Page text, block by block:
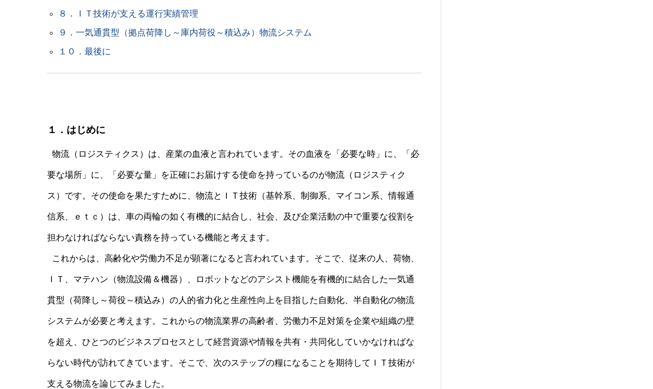
８．ＩＴ技術が支える運行実績管理
９．一気通貫型（拠点荷降し～庫内荷役～積込み）物流システム
１０．最後に
１．はじめに
物流（ロジスティクス）は、産業の血液と言われています。その血液を「必要な時」に、「必
要な場所」に、「必要な量」を正確にお届けする使命を持っているのが物流（ロジスティク
ス）です。その使命を果たすために、物流とＩＴ技術（基幹系、制御系、マイコン系、情報通
信系、ｅｔｃ）は、車の両輪の如く有機的に結合し、社会、及び企業活動の中で重要な役割を
担わなければならない責務を持っている機能と考えます。
これからは、高齢化や労働力不足が顕著になると言われています。そこで、従来の人、荷物、
ＩＴ、マテハン（物流設備＆機器）、ロボットなどのアシスト機能を有機的に結合した一気通
貫型（荷降し～荷役～積込み）の人的省力化と生産性向上を目指した自動化、半自動化の物流
システムが必要と考えます。これからの物流業界の高齢者、労働力不足対策を企業や組織の壁
を超え、ひとつのビジネスプロセスとして経営資源や情報を共有・共同化していかなければな
らない時代が訪れてきています。そこで、次のステップの糧になることを期待してＩＴ技術が
支える物流を論じてみました。